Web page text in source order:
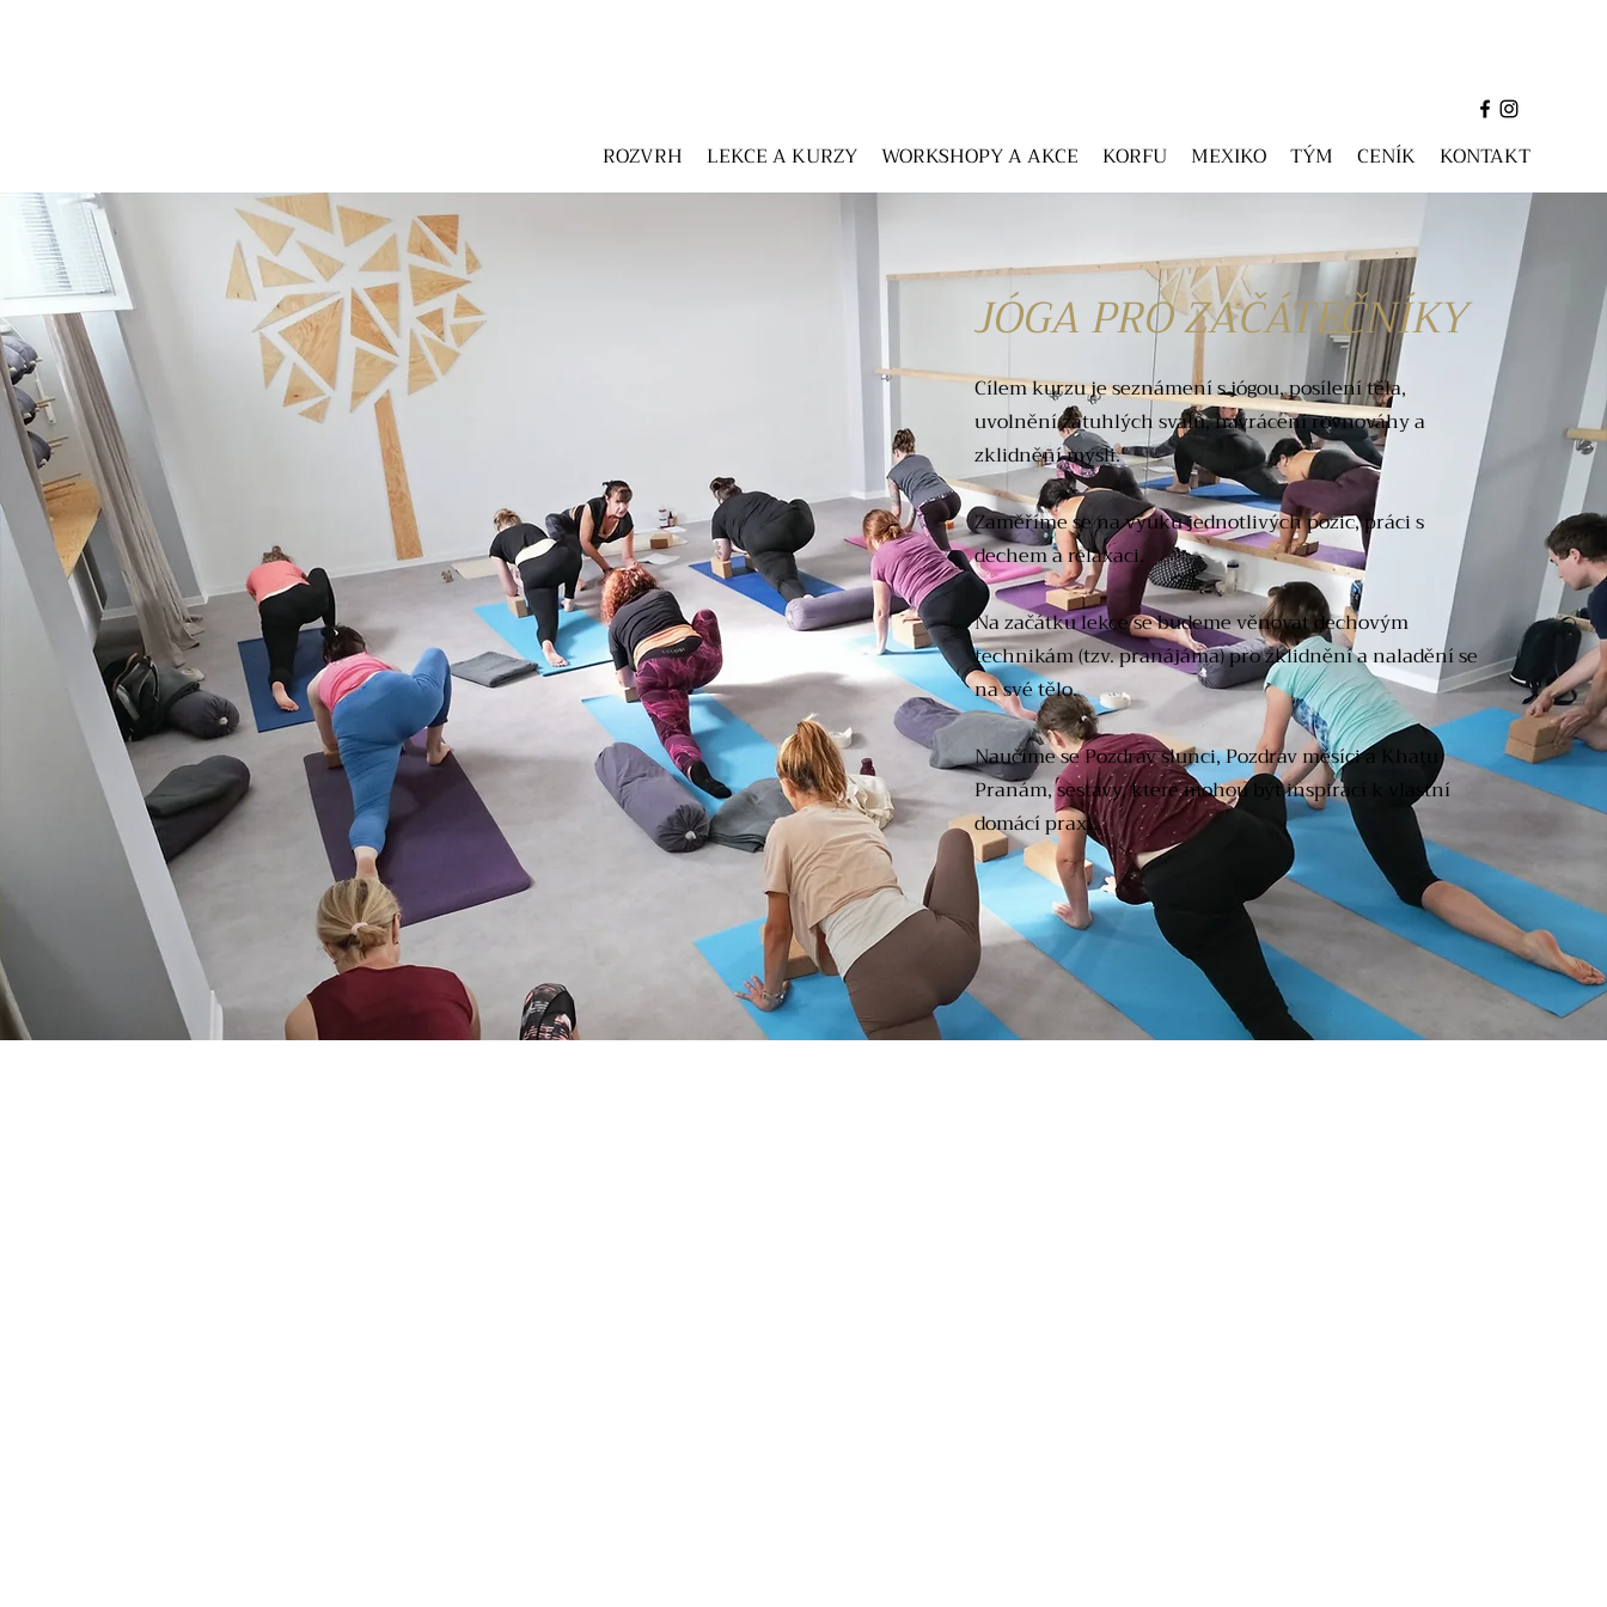
ROZVRH LEKCE A KURZY WORKSHOPY A AKCE KORFU MEXIKO TÝM CENÍK KONTAKT
JÓGA PRO ZAČÁTEČNÍKY
Cílem kurzu je seznámení s jógou, posílení těla,
uvolnění zatuhlých svalů, navrácení rovnováhy a
zklidnění mysli.
Zaměříme se na výuku jednotlivých pozic, práci s
dechem a relaxaci.
Na začátku lekce se budeme věnovat dechovým
technikám (tzv. pranájáma) pro zklidnění a naladění se
na své tělo.
Naučíme se Pozdrav slunci, Pozdrav měsíci a Khatu
Pranám, sestavy, které mohou být inspirací k vlastní
domácí praxi.